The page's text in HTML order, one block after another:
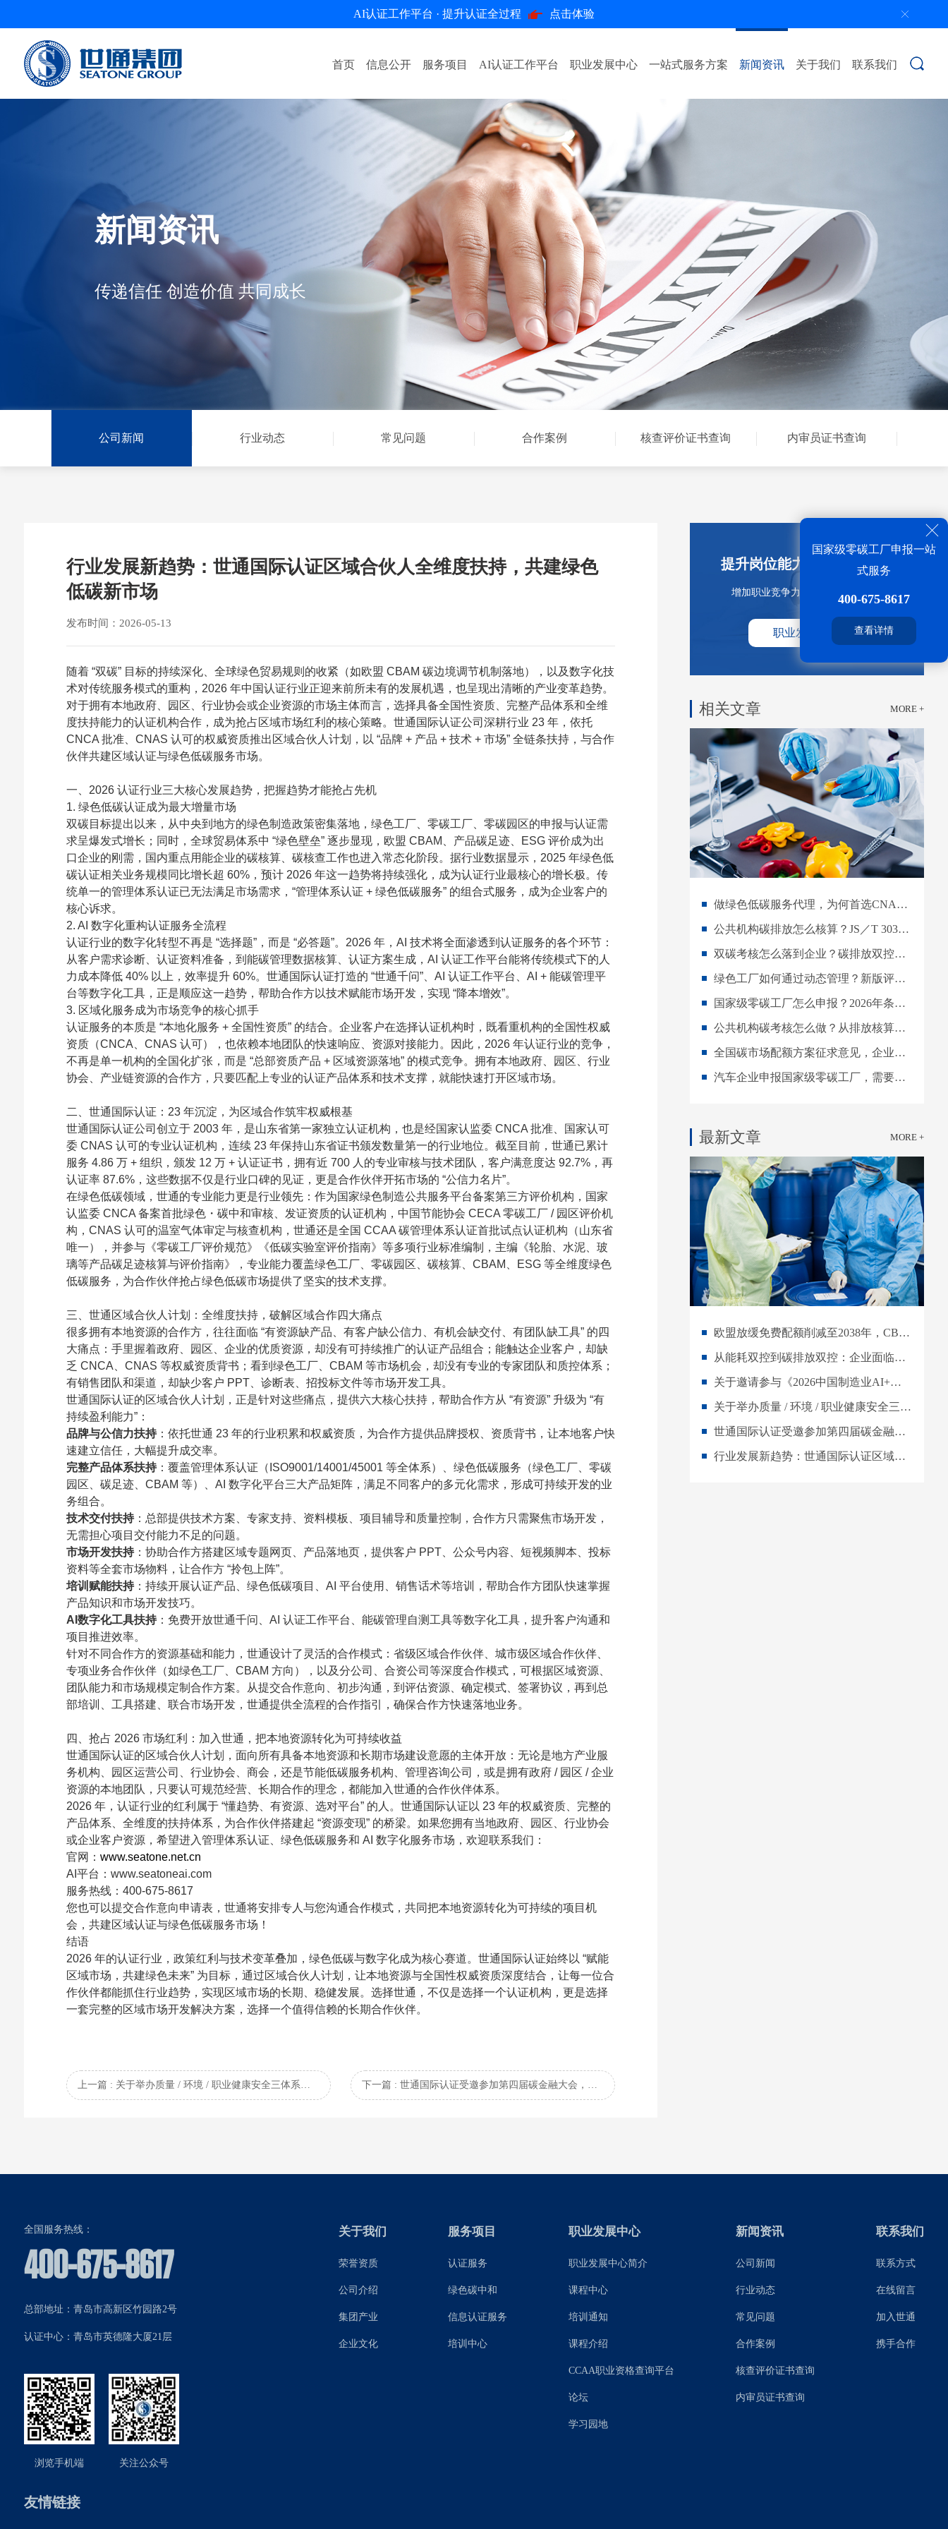
AI认证工作平台 · 提升认证全过程 点击体验
首页 信息公开 服务项目 AI认证工作平台 职业发展中心 一站式服务方案 新闻资讯 关于我们 联系我们
新闻资讯
传递信任 创造价值 共同成长
公司新闻 行业动态 常见问题 合作案例 核查评价证书查询 内审员证书查询
行业发展新趋势：世通国际认证区域合伙人全维度扶持，共建绿色
低碳新市场
发布时间：2026-05-13
随着 “双碳” 目标的持续深化、全球绿色贸易规则的收紧（如欧盟 CBAM 碳边境调节机制落地），以及数字化技
术对传统服务模式的重构，2026 年中国认证行业正迎来前所未有的发展机遇，也呈现出清晰的产业变革趋势。
对于拥有本地政府、园区、行业协会或企业资源的市场主体而言，选择具备全国性资质、完整产品体系和全维
度扶持能力的认证机构合作，成为抢占区域市场红利的核心策略。世通国际认证公司深耕行业 23 年，依托
CNCA 批准、CNAS 认可的权威资质推出区域合伙人计划，以 “品牌 + 产品 + 技术 + 市场” 全链条扶持，与合作
伙伴共建区域认证与绿色低碳服务市场。
一、2026 认证行业三大核心发展趋势，把握趋势才能抢占先机
1. 绿色低碳认证成为最大增量市场
双碳目标提出以来，从中央到地方的绿色制造政策密集落地，绿色工厂、零碳工厂、零碳园区的申报与认证需
求呈爆发式增长；同时，全球贸易体系中 “绿色壁垒” 逐步显现，欧盟 CBAM、产品碳足迹、ESG 评价成为出
口企业的刚需，国内重点用能企业的碳核算、碳核查工作也进入常态化阶段。据行业数据显示，2025 年绿色低
碳认证相关业务规模同比增长超 60%，预计 2026 年这一趋势将持续强化，成为认证行业最核心的增长极。传
统单一的管理体系认证已无法满足市场需求，“管理体系认证 + 绿色低碳服务” 的组合式服务，成为企业客户的
核心诉求。
2. AI 数字化重构认证服务全流程
认证行业的数字化转型不再是 “选择题”，而是 “必答题”。2026 年，AI 技术将全面渗透到认证服务的各个环节：
从客户需求诊断、认证资料准备，到能碳管理数据核算、认证方案生成，AI 认证工作平台能将传统模式下的人
力成本降低 40% 以上，效率提升 60%。世通国际认证打造的 “世通千问”、AI 认证工作平台、AI + 能碳管理平
台等数字化工具，正是顺应这一趋势，帮助合作方以技术赋能市场开发，实现 “降本增效”。
3. 区域化服务成为市场竞争的核心抓手
认证服务的本质是 “本地化服务 + 全国性资质” 的结合。企业客户在选择认证机构时，既看重机构的全国性权威
资质（CNCA、CNAS 认可），也依赖本地团队的快速响应、资源对接能力。因此，2026 年认证行业的竞争，
不再是单一机构的全国化扩张，而是 “总部资质产品 + 区域资源落地” 的模式竞争。拥有本地政府、园区、行业
协会、产业链资源的合作方，只要匹配上专业的认证产品体系和技术支撑，就能快速打开区域市场。
二、世通国际认证：23 年沉淀，为区域合作筑牢权威根基
世通国际认证公司创立于 2003 年，是山东省第一家独立认证机构，也是经国家认监委 CNCA 批准、国家认可
委 CNAS 认可的专业认证机构，连续 23 年保持山东省证书颁发数量第一的行业地位。截至目前，世通已累计
服务 4.86 万 + 组织，颁发 12 万 + 认证证书，拥有近 700 人的专业审核与技术团队，客户满意度达 92.7%，再
认证率 87.6%，这些数据不仅是行业口碑的见证，更是合作伙伴开拓市场的 “公信力名片”。
在绿色低碳领域，世通的专业能力更是行业领先：作为国家绿色制造公共服务平台备案第三方评价机构，国家
认监委 CNCA 备案首批绿色・碳中和审核、发证资质的认证机构，中国节能协会 CECA 零碳工厂 / 园区评价机
构，CNAS 认可的温室气体审定与核查机构，世通还是全国 CCAA 碳管理体系认证首批试点认证机构（山东省
唯一），并参与《零碳工厂评价规范》《低碳实验室评价指南》等多项行业标准编制，主编《轮胎、水泥、玻
璃等产品碳足迹核算与评价指南》，专业能力覆盖绿色工厂、零碳园区、碳核算、CBAM、ESG 等全维度绿色
低碳服务，为合作伙伴抢占绿色低碳市场提供了坚实的技术支撑。
三、世通区域合伙人计划：全维度扶持，破解区域合作四大痛点
很多拥有本地资源的合作方，往往面临 “有资源缺产品、有客户缺公信力、有机会缺交付、有团队缺工具” 的四
大痛点：手里握着政府、园区、企业的优质资源，却没有可持续推广的认证产品组合；能触达企业客户，却缺
乏 CNCA、CNAS 等权威资质背书；看到绿色工厂、CBAM 等市场机会，却没有专业的专家团队和质控体系；
有销售团队和渠道，却缺少客户 PPT、诊断表、招投标文件等市场开发工具。
世通国际认证的区域合伙人计划，正是针对这些痛点，提供六大核心扶持，帮助合作方从 “有资源” 升级为 “有
持续盈利能力”：
品牌与公信力扶持：依托世通 23 年的行业积累和权威资质，为合作方提供品牌授权、资质背书，让本地客户快
速建立信任，大幅提升成交率。
完整产品体系扶持：覆盖管理体系认证（ISO9001/14001/45001 等全体系）、绿色低碳服务（绿色工厂、零碳
园区、碳足迹、CBAM 等）、AI 数字化平台三大产品矩阵，满足不同客户的多元化需求，形成可持续开发的业
务组合。
技术交付扶持：总部提供技术方案、专家支持、资料模板、项目辅导和质量控制，合作方只需聚焦市场开发，
无需担心项目交付能力不足的问题。
市场开发扶持：协助合作方搭建区域专题网页、产品落地页，提供客户 PPT、公众号内容、短视频脚本、投标
资料等全套市场物料，让合作方 “拎包上阵”。
培训赋能扶持：持续开展认证产品、绿色低碳项目、AI 平台使用、销售话术等培训，帮助合作方团队快速掌握
产品知识和市场开发技巧。
AI 数字化工具扶持：免费开放世通千问、AI 认证工作平台、能碳管理自测工具等数字化工具，提升客户沟通和
项目推进效率。
针对不同合作方的资源基础和能力，世通设计了灵活的合作模式：省级区域合作伙伴、城市级区域合作伙伴、
专项业务合作伙伴（如绿色工厂、CBAM 方向），以及分公司、合资公司等深度合作模式，可根据区域资源、
团队能力和市场规模定制合作方案。从提交合作意向、初步沟通，到评估资源、确定模式、签署协议，再到总
部培训、工具搭建、联合市场开发，世通提供全流程的合作指引，确保合作方快速落地业务。
四、抢占 2026 市场红利：加入世通，把本地资源转化为可持续收益
世通国际认证的区域合伙人计划，面向所有具备本地资源和长期市场建设意愿的主体开放：无论是地方产业服
务机构、园区运营公司、行业协会、商会，还是节能低碳服务机构、管理咨询公司，或是拥有政府 / 园区 / 企业
资源的本地团队，只要认可规范经营、长期合作的理念，都能加入世通的合作伙伴体系。
2026 年，认证行业的红利属于 “懂趋势、有资源、选对平台” 的人。世通国际认证以 23 年的权威资质、完整的
产品体系、全维度的扶持体系，为合作伙伴搭建起 “资源变现” 的桥梁。如果您拥有当地政府、园区、行业协会
或企业客户资源，希望进入管理体系认证、绿色低碳服务和 AI 数字化服务市场，欢迎联系我们：
官网： www.seatone.net.cn
AI 平台：www.seatoneai.com
服务热线：400-675-8617
您也可以提交合作意向申请表，世通将安排专人与您沟通合作模式，共同把本地资源转化为可持续的项目机
会，共建区域认证与绿色低碳服务市场！
结语
2026 年的认证行业，政策红利与技术变革叠加，绿色低碳与数字化成为核心赛道。世通国际认证始终以 “赋能
区域市场，共建绿色未来” 为目标，通过区域合伙人计划，让本地资源与全国性权威资质深度结合，让每一位合
作伙伴都能抓住行业趋势，实现区域市场的长期、稳健发展。选择世通，不仅是选择一个认证机构，更是选择
一套完整的区域市场开发解决方案，选择一个值得信赖的长期合作伙伴。
上一篇 : 关于举办质量 / 环境 / 职业健康安全三体系内审员AI 实战培训班的通知 下一篇 : 世通国际认证受邀参加第四届碳金融大会，重磅启动AI+能碳管理白皮书编制
提升岗位能力 取得执业资格
增加职业竞争力 拓展职业发展空间
职业发展中心
相关文章 MORE +
做绿色低碳服务代理，为何首选CNAS认可的世通国际认证？
公共机构碳排放怎么核算？JS／T 303-2026实施操作指南
双碳考核怎么落到企业？碳排放双控下的目标分解与数据管理指南
绿色工厂如何通过动态管理？新版评价通则下的持续改进指南
国家级零碳工厂怎么申报？2026年条件、材料与建设流程详解
公共机构碳考核怎么做？从排放核算到年度评价的实施指南
全国碳市场配额方案征求意见，企业如何提前做好碳资产管理？
汽车企业申报国家级零碳工厂，需要做好哪些准备？
最新文章 MORE +
欧盟放缓免费配额削减至2038年，CBAM过渡期延长意味着什么？
从能耗双控到碳排放双控：企业面临的五重考验
关于邀请参与《2026中国制造业AI+能碳管理数字化转型白皮书》编写工作的倡议
关于举办质量 / 环境 / 职业健康安全三体系内审员 AI 实战培训班的通知
世通国际认证受邀参加第四届碳金融大会，重磅启动AI+能碳管理白皮书编制
行业发展新趋势：世通国际认证区域合伙人全维度扶持，共建绿色低碳新市场
全国服务热线：
400-675-8617
总部地址：青岛市高新区竹园路2号
认证中心：青岛市英德隆大厦21层
浏览手机端 关注公众号
关于我们
荣誉资质
公司介绍
集团产业
企业文化
服务项目
认证服务
绿色碳中和
信息认证服务
培训中心
职业发展中心
职业发展中心简介
课程中心
培训通知
课程介绍
CCAA职业资格查询平台
论坛
学习园地
新闻资讯
公司新闻
行业动态
常见问题
合作案例
核查评价证书查询
内审员证书查询
联系我们
联系方式
在线留言
加入世通
携手合作
友情链接
国家级零碳工厂申报一站
式服务
400-675-8617
查看详情